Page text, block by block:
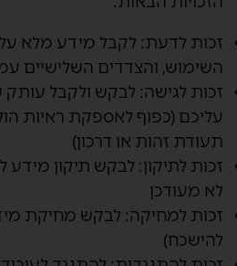
זכות לדעת: לקבל מידע מלא
השימוש, והצדדים השלישיים
זכות לגישה: לבקש ולקבל
עליכם (כפוף לאספקת ראיות
תעודת זהות או דרכון)
זכות לתיקון: לבקש תיקון מידע
לא מעודכן
זכות למחיקה: לבקש מחיקת
להישכח)